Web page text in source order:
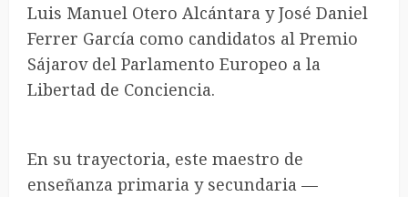
Luis Manuel Otero Alcántara y José Daniel
Ferrer García como candidatos al Premio
Sájarov del Parlamento Europeo a la
Libertad de Conciencia.
En su trayectoria, este maestro de
enseñanza primaria y secundaria —